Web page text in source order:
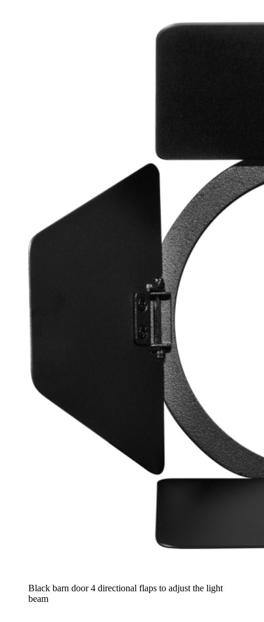
Black barn door 4 directional flaps to adjust the light
beam